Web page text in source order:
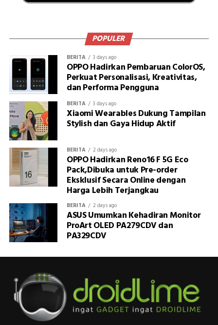
POPULER
BERITA 3 days ago
OPPO Hadirkan Pembaruan ColorOS,
Perkuat Personalisasi, Kreativitas,
dan Performa Pengguna
BERITA 3 days ago
Xiaomi Wearables Dukung Tampilan
Stylish dan Gaya Hidup Aktif
BERITA 2 days ago
OPPO Hadirkan Reno16 F 5G Eco
Pack,Dibuka untuk Pre-order
Eksklusif Secara Online dengan
Harga Lebih Terjangkau
BERITA 2 days ago
ASUS Umumkan Kehadiran Monitor
ProArt OLED PA279CDV dan
PA329CDV